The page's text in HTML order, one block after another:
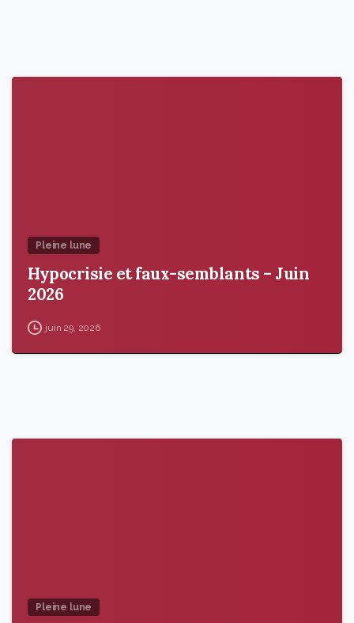
Pleine lune
Hypocrisie et faux-semblants – Juin
2026
juin 29, 2026
Pleine lune